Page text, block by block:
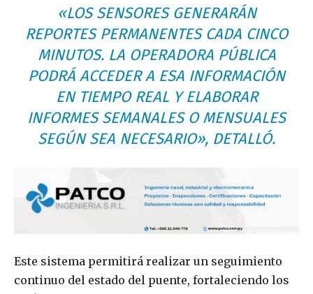
«LOS SENSORES GENERARÁN
REPORTES PERMANENTES CADA CINCO
MINUTOS. LA OPERADORA PÚBLICA
PODRÁ ACCEDER A ESA INFORMACIÓN
EN TIEMPO REAL Y ELABORAR
INFORMES SEMANALES O MENSUALES
SEGÚN SEA NECESARIO», DETALLÓ.
Este sistema permitirá realizar un seguimiento
continuo del estado del puente, fortaleciendo los